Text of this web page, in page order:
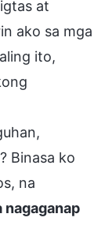
at
ako sa mga
ito,
Binasa ko
na
nagaganap